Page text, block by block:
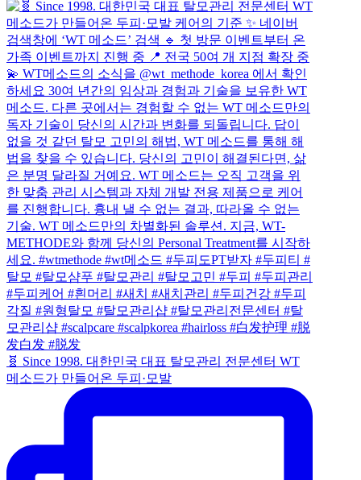
🧬 Since 1998. 대한민국 대표 탈모관리 전문센터 WT
메소드가 만들어온 두피·모발